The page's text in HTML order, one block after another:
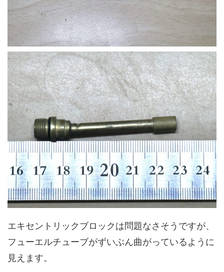
エキセントリックブロックは問題なさそうですが、
フューエルチューブがずいぶん曲がっているように
見えます。